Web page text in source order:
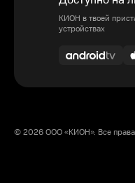
КИОН в твоей
устройствах
© 2026 ООО «КИОН». Все